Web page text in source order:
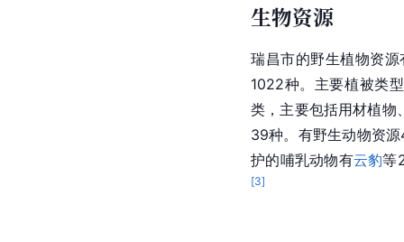
生物资源
瑞昌市的野生植物资源
1022种。主要植被类
类，主要包括用材植物
39种。有野生动物资
护的哺乳动物有云豹等
[3]